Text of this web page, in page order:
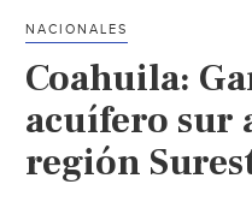
NACIONALES
Coahuila:
acuífero sur
región